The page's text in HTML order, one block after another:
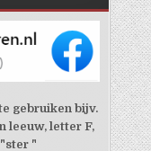
gebruiken bijv.
leeuw, letter F,
"